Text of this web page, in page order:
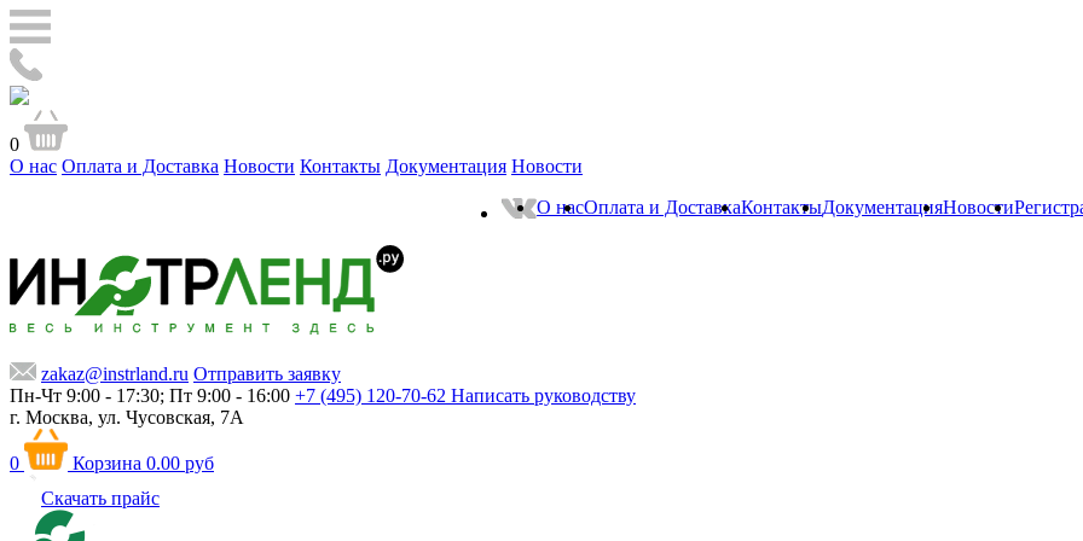
0
О нас Оплата и Доставка Новости Контакты Документация Новости
О насОплата и ДоставкаКонтактыДокументацияНовости
zakaz@instrland.ru Отправить заявку
Пн-Чт 9:00 - 17:30; Пт 9:00 - 16:00 +7 (495) 120-70-62 Написать руководству
г. Москва, ул. Чусовская, 7А
0 Корзина 0.00 руб
Скачать прайс